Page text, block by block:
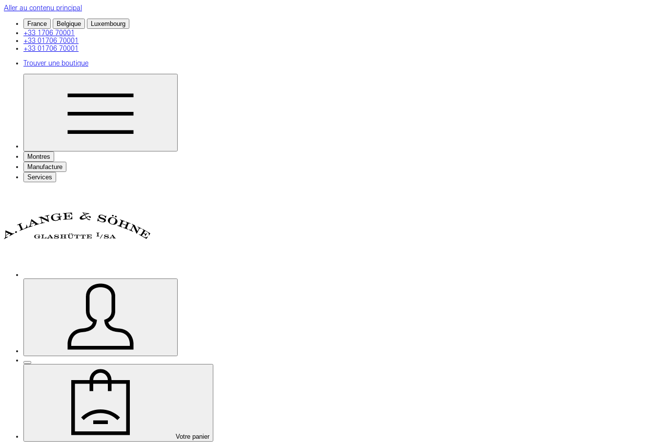
Aller au contenu principal
France Belgique Luxembourg
+33 1706 70001
+33 01706 70001
+33 01706 70001
Trouver une boutique
Montres
Manufacture
Services
Votre panier